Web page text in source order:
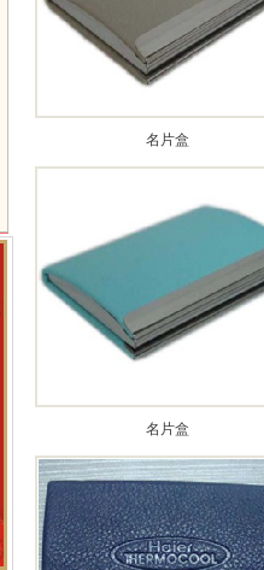
名片盒
名片盒